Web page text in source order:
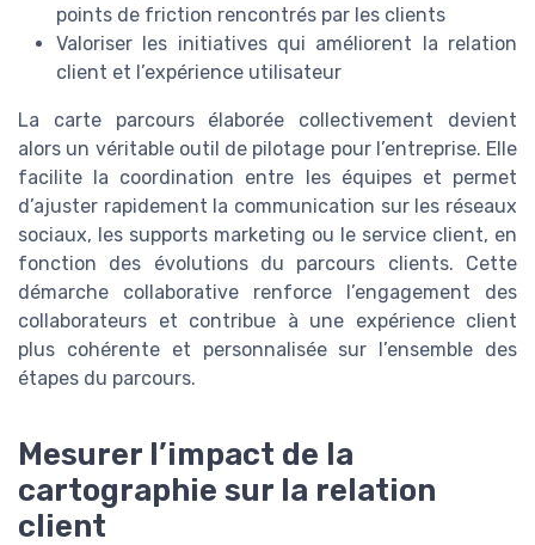
points de friction rencontrés par les clients
Valoriser les initiatives qui améliorent la relation
client et l’expérience utilisateur
La carte parcours élaborée collectivement devient
alors un véritable outil de pilotage pour l’entreprise. Elle
facilite la coordination entre les équipes et permet
d’ajuster rapidement la communication sur les réseaux
sociaux, les supports marketing ou le service client, en
fonction des évolutions du parcours clients. Cette
démarche collaborative renforce l’engagement des
collaborateurs et contribue à une expérience client
plus cohérente et personnalisée sur l’ensemble des
étapes du parcours.
Mesurer l’impact de la
cartographie sur la relation
client